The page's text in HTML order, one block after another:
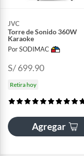
JVC
Torre de Sonido 360W
Karaoke
Por SODIMAC
S/ 699.90
Retira hoy
Agregar